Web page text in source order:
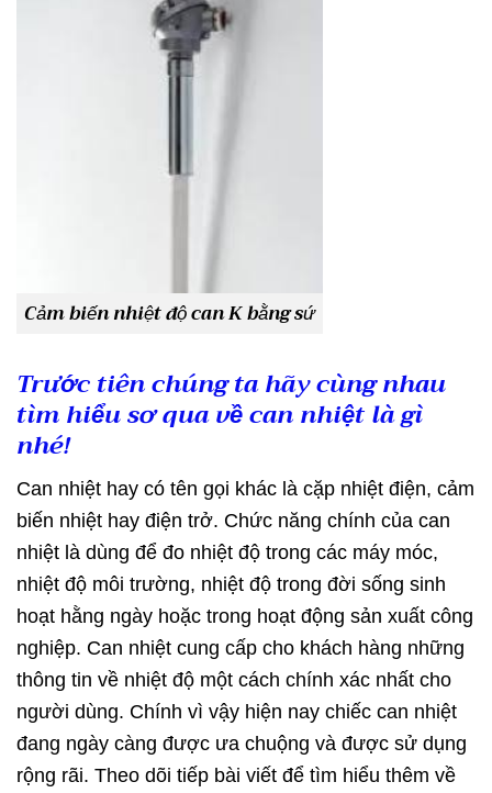
Cảm biến nhiệt độ can K bằng sứ
Trước tiên chúng ta hãy cùng nhau
tìm hiểu sơ qua về can nhiệt là gì
nhé!
Can nhiệt hay có tên gọi khác là cặp nhiệt điện, cảm
biến nhiệt hay điện trở. Chức năng chính của can
nhiệt là dùng để đo nhiệt độ trong các máy móc,
nhiệt độ môi trường, nhiệt độ trong đời sống sinh
hoạt hằng ngày hoặc trong hoạt động sản xuất công
nghiệp. Can nhiệt cung cấp cho khách hàng những
thông tin về nhiệt độ một cách chính xác nhất cho
người dùng. Chính vì vậy hiện nay chiếc can nhiệt
đang ngày càng được ưa chuộng và được sử dụng
rộng rãi. Theo dõi tiếp bài viết để tìm hiểu thêm về